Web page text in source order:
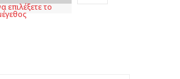
επιλέξετε το